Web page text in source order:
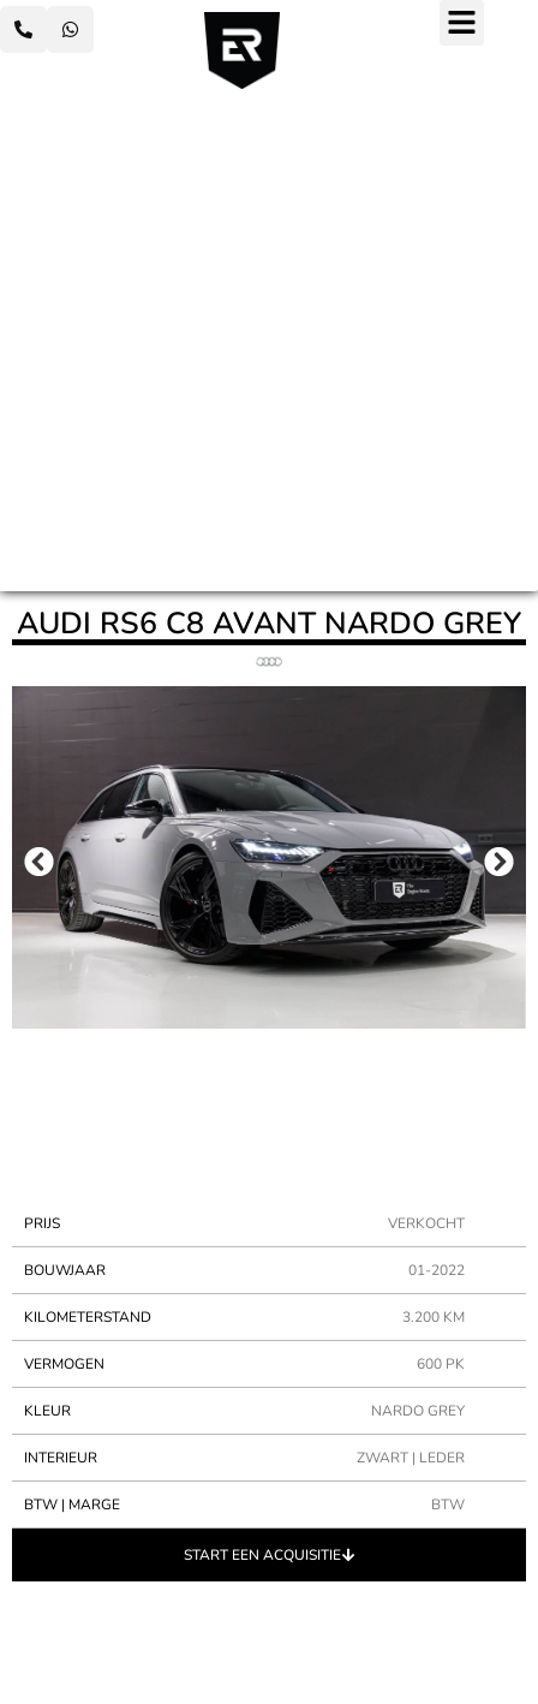
AUDI RS6 C8 AVANT NARDO GREY
PRIJS VERKOCHT
BOUWJAAR 01-2022
KILOMETERSTAND 3.200 KM
VERMOGEN 600 PK
KLEUR NARDO GREY
INTERIEUR ZWART | LEDER
BTW | MARGE BTW
START EEN ACQUISITIE